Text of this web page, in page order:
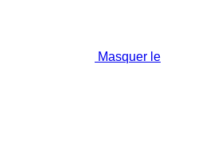
Masquer le